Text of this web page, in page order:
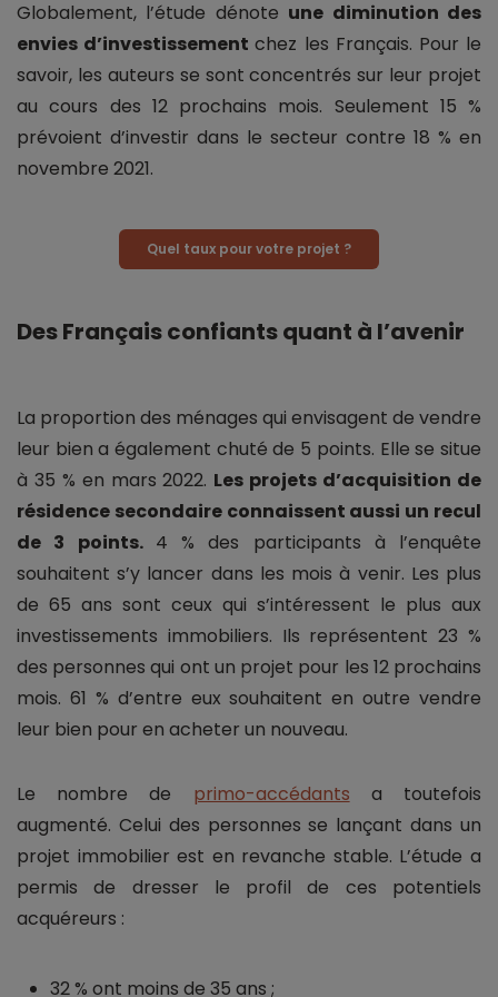
Globalement, l’étude dénote une diminution des
envies d’investissementchez les Français. Pour le
savoir, les auteurs se sont concentrés sur leur projet
au cours des 12 prochains mois. Seulement 15 %
prévoient d’investir dans le secteur contre 18 % en
novembre 2021.
Quel taux pour votre projet ?
Des Français confiants quant à l’avenir
La proportion des ménages qui envisagent de vendre
leur bien a également chuté de 5 points. Elle se situe
à 35 % en mars 2022. Les projets d’acquisition de
résidence secondaire connaissent aussi un recul
de 3 points. 4 % des participants à l’enquête
souhaitent s’y lancer dans les mois à venir. Les plus
de 65 ans sont ceux qui s’intéressent le plus aux
investissements immobiliers. Ils représentent 23 %
des personnes qui ont un projet pour les 12 prochains
mois. 61 % d’entre eux souhaitent en outre vendre
leur bien pour en acheter un nouveau.
Le nombre de primo-accédants a toutefois
augmenté. Celui des personnes se lançant dans un
projet immobilier est en revanche stable. L’étude a
permis de dresser le profil de ces potentiels
acquéreurs :
32 % ont moins de 35 ans ;